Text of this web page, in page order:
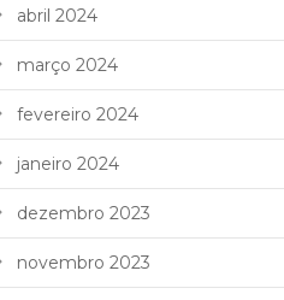
abril 2024
março 2024
fevereiro 2024
janeiro 2024
dezembro 2023
novembro 2023